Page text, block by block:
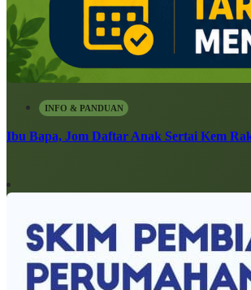
INFO & PANDUAN
Ibu Bapa, Jom Daftar Anak Sertai Kem